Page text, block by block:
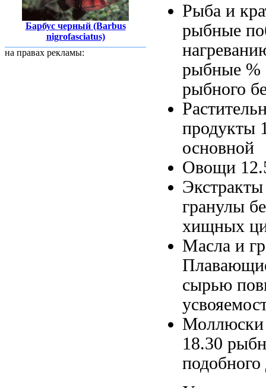
Барбус черный (Barbus
nigrofasciatus)
на правах рекламы:
Рыба и
рыбные
рыбные %
рыбного
продукты
основной
Овощи
гранулы
хищных
Масла и
сырью
18.30
подобного